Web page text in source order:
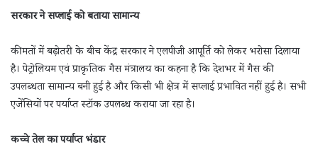
सरकार ने सप्लाई को बताया सामान्य
कीमतों में बढ़ोतरी के बीच केंद्र सरकार ने एलपीजी आपूर्ति को लेकर भरोसा दिलाया
है। पेट्रोलियम एवं प्राकृतिक गैस मंत्रालय का कहना है कि देशभर में गैस की
उपलब्धता सामान्य बनी हुई है और किसी भी क्षेत्र में सप्लाई प्रभावित नहीं हुई है। सभी
एजेंसियों पर पर्याप्त स्टॉक उपलब्ध कराया जा रहा है।
कच्चे तेल का पर्याप्त भंडार